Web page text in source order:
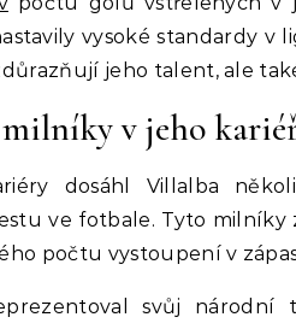
vysoké standardy v
jeho talent, ale
v jeho
dosáhl Villalba
ve fotbale. Tyto
počtu vystoupení v
svůj národní